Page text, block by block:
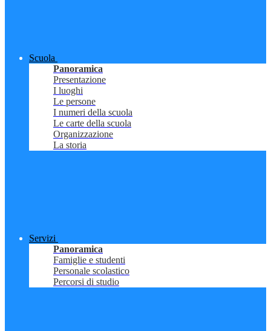
Scuola
Panoramica
Presentazione
I luoghi
Le persone
I numeri della scuola
Le carte della scuola
Organizzazione
La storia
Servizi
Panoramica
Famiglie e studenti
Personale scolastico
Percorsi di studio